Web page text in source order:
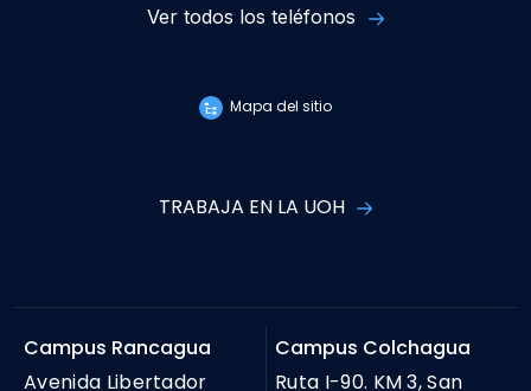
Ver todos los teléfonos
Mapa del sitio
TRABAJA EN LA UOH
Campus Rancagua
Avenida Libertador
Campus Colchagua
Ruta I-90. KM 3, San